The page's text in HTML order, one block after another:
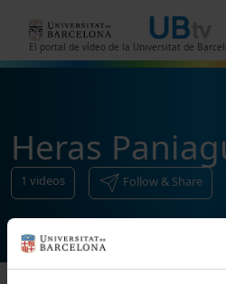
El portal de vídeo de la Universitat de
Heras
1 videos Follow & Share